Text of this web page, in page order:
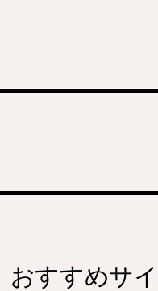
おすすめサ